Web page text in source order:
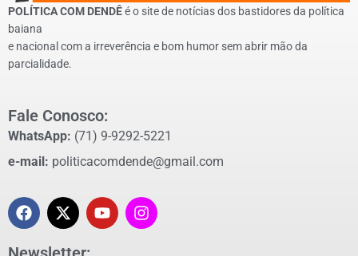
POLÍTICA COM DENDÊé o site de notícias dos bastidores da política
baiana
e nacional com a irreverência e bom humor sem abrir mão da
parcialidade.
Fale Conosco:
WhatsApp: (71) 9-9292-5221
e-mail: politicacomdende@gmail.com